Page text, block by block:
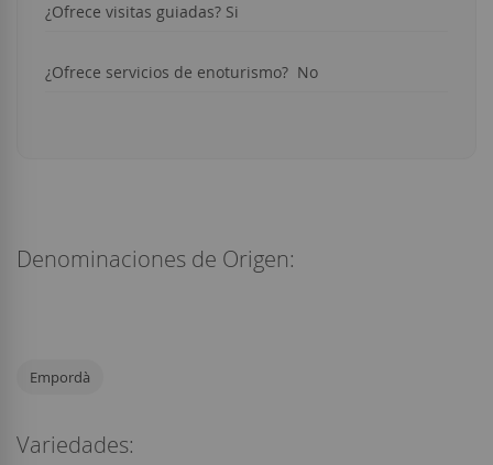
¿Ofrece visitas guiadas? Si
¿Ofrece servicios de enoturismo? No
Denominaciones de Origen:
Empordà
Variedades: